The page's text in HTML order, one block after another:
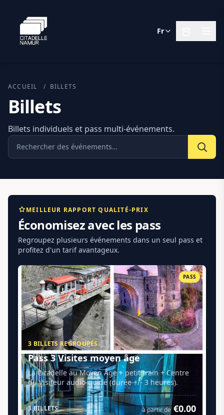
Fr
ACCUEIL / BILLETS
Billets
Billets individuels et pass multi-événements.
MEILLEUR RAPPORT QUALITÉ-PRIX
Économisez avec les pass
Regroupez plusieurs événements dans un seul pass et
profitez d'un tarif avantageux.
PASS
3 BILLETS REGROUPÉS
Pass 3 Visites moyen âge
La Citadelle au Moyen Âge + petit train + Centre
du Visiteur audio-guidé (durée +/- 3 heures).
3 BILLETS à partir de€0.00